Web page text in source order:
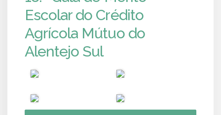
Escolar do Crédito
Agrícola Mútuo do
Alentejo Sul